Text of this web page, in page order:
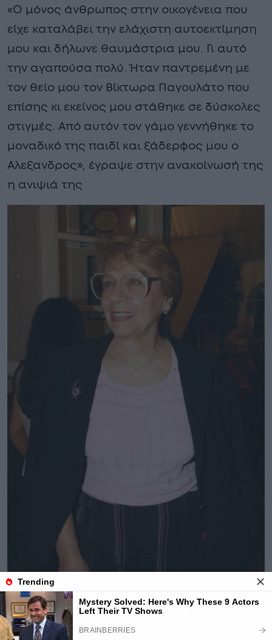
«Ο μόνος άνθρωπος στην οικογένεια που
είχε καταλάβει την ελάχιστη αυτοεκτίμηση
μου και δήλωνε θαυμάστρια μου. Γι αυτό
την αγαπούσα πολύ. Ήταν παντρεμένη με
τον θείο μου τον Βίκτωρα Παγουλάτο που
επίσης κι εκείνος μου στάθηκε σε δύσκολες
στιγμές. Από αυτόν τον γάμο γεννήθηκε το
μοναδικό της παιδί και ξάδερφος μου ο
Αλεξανδρος», έγραψε στην ανακοίνωσή της
η ανιψιά της